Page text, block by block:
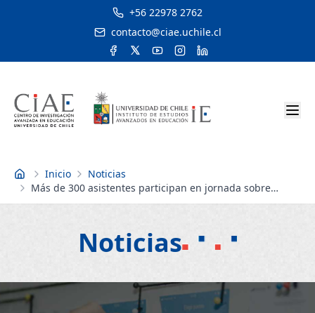
+56 22978 2762
contacto@ciae.uchile.cl
Inicio Inicio
Noticias
Más de 300 asistentes participan en jornada sobre
Neurociencia y Educación organizada por el CIAE,
Noticias